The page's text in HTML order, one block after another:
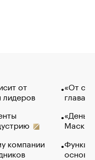
от
лидеров
компании
«От
глава
Маск в
основ